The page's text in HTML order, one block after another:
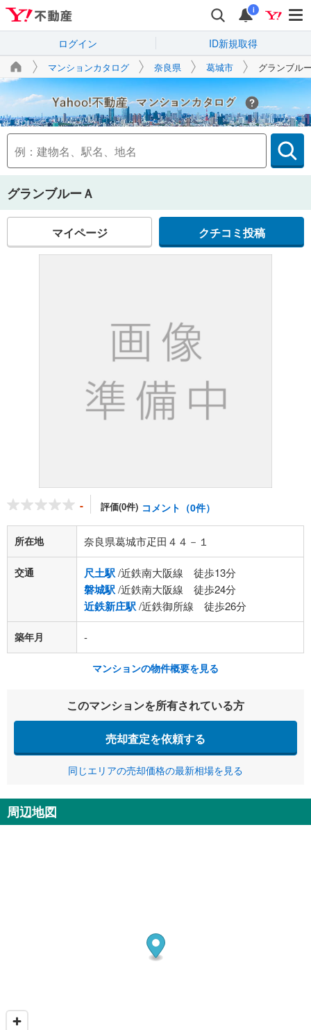
i
ログイン ID新規取得
マンションカタログ 奈良県 葛城市 グランブル
Yahoo!不動産
グランブルーＡ
マイページ クチコミ投稿
- 評価(0件) コメント（0件）
所在地 奈良県葛城市疋田４４－１
交通 尺土駅/近鉄南大阪線 徒歩13分
磐城駅/近鉄南大阪線 徒歩24分
近鉄新庄駅/近鉄御所線 徒歩26分
築年月 -
マンションの物件概要を見る
このマンションを所有されている方
売却査定を依頼する
同じエリアの売却価格の最新相場を見る
周辺地図